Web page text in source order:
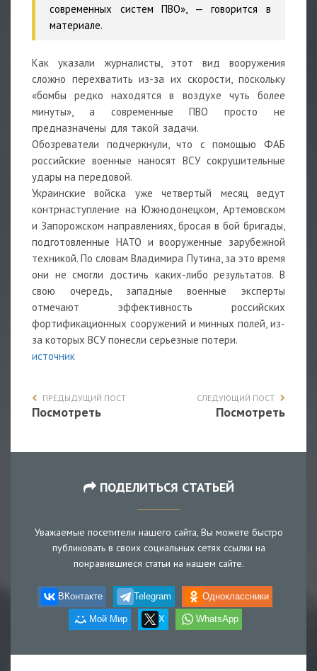
современных систем ПВО», — говорится в
материале.
Как указали журналисты, этот вид вооружения
сложно перехватить из-за их скорости, поскольку
«бомбы редко находятся в воздухе чуть более
минуты», а современные ПВО просто не
предназначены для такой задачи.
Обозреватели подчеркнули, что с помощью ФАБ
российские военные наносят ВСУ сокрушительные
удары на передовой.
Украинские войска уже четвертый месяц ведут
контрнаступление на Южнодонецком, Артемовском
и Запорожском направлениях, бросая в бой бригады,
подготовленные НАТО и вооруженные зарубежной
техникой. По словам Владимира Путина, за это время
они не смогли достичь каких-либо результатов. В
свою очередь, западные военные эксперты
отмечают эффективность российских
фортификационных сооружений и минных полей, из-
за которых ВСУ понесли серьезные потери.
источник
ПРЕДЫДУЩИЙ ПОСТ
Посмотреть
СЛЕДУЮЩИЙ ПОСТ
Посмотреть
ПОДЕЛИТЬСЯ СТАТЬЕЙ
Уважаемые посетители нашего сайта, Вы можете быстро
публиковать в своих социальных сетях ссылки на
понравившиеся статьи на нашем сайте.
ВКонтакте Telegram Одноклассники
Мой Мир X WhatsApp